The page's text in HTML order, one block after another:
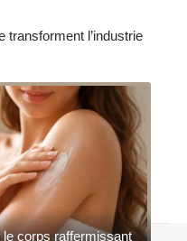
l’industrie
corps raffermissant